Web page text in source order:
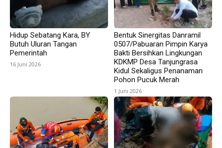
Hidup Sebatang Kara, BY
Butuh Uluran Tangan
Pemerintah
16 Juni 2026
Bentuk Sinergitas Danramil
0507/Pabuaran Pimpin Karya
Bakti Bersihkan Lingkungan
KDKMP Desa Tanjungrasa
Kidul Sekaligus Penanaman
Pohon Pucuk Merah
1 Juni 2026